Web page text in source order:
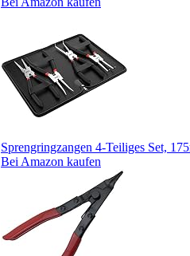
Sprengringzangen 4-Teiliges Set,
Bei Amazon kaufen